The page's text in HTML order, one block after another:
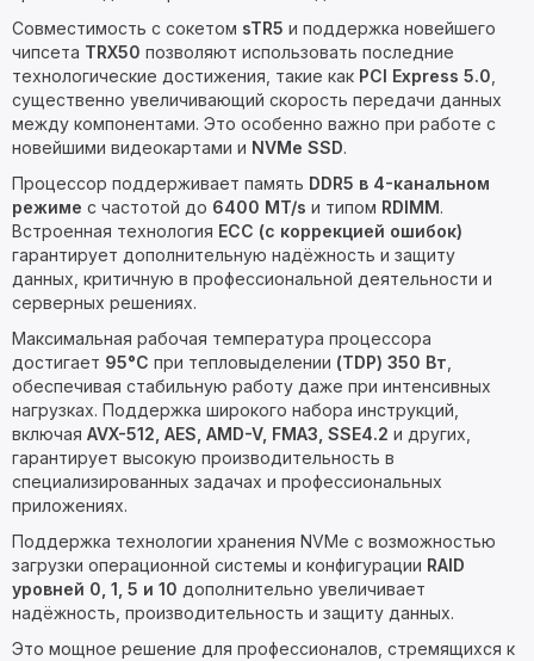
Совместимость с сокетом sTR5 и поддержка новейшего
чипсета TRX50 позволяют использовать последние
технологические достижения, такие как PCI Express 5.0
существенно увеличивающий скорость передачи данных
между компонентами. Это особенно важно при работе с
новейшими видеокартами и NVMe SSD.
Процессор поддерживает память DDR5 в 4-канальном
режиме с частотой до 6400 MT/s и типом RDIMM.
Встроенная технология ECC (с коррекцией ошибок)
гарантирует дополнительную надёжность и защиту
данных, критичную в профессиональной деятельности и
серверных решениях.
Максимальная рабочая температура процессора
достигает 95°C при тепловыделении (TDP) 350 Вт
обеспечивая стабильную работу даже при интенсивных
нагрузках. Поддержка широкого набора инструкций,
включая AVX-512, AES, AMD-V, FMA3, SSE4.2 и других,
гарантирует высокую производительность в
специализированных задачах и профессиональных
приложениях.
Поддержка технологии хранения NVMe с возможностью
загрузки операционной системы и конфигурации RAID
уровней 0, 1, 5 и 10 дополнительно увеличивает
надёжность, производительность и защиту данных.
Это мощное решение для профессионалов, стремящихся к